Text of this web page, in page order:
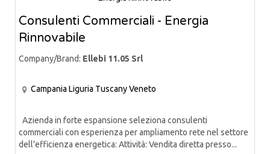
Consulenti Commerciali - Energia
Rinnovabile
Company/Brand: Ellebi 11.05 Srl
Campania Liguria TuscanyVeneto
Azienda in forte espansione seleziona consulenti
commerciali con esperienza per ampliamento rete nel settore
dell'efficienza energetica: Attività: Vendita diretta presso...